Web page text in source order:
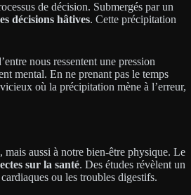
de décision. Submergés par un
décisions hâtives. Cette précipitation
nous ressentent une pression
mental. En ne prenant pas le temps
où la précipitation mène à l’erreur,
mais aussi à notre bien-être physique. Le
sur la santé. Des études révèlent un
ou les troubles digestifs.